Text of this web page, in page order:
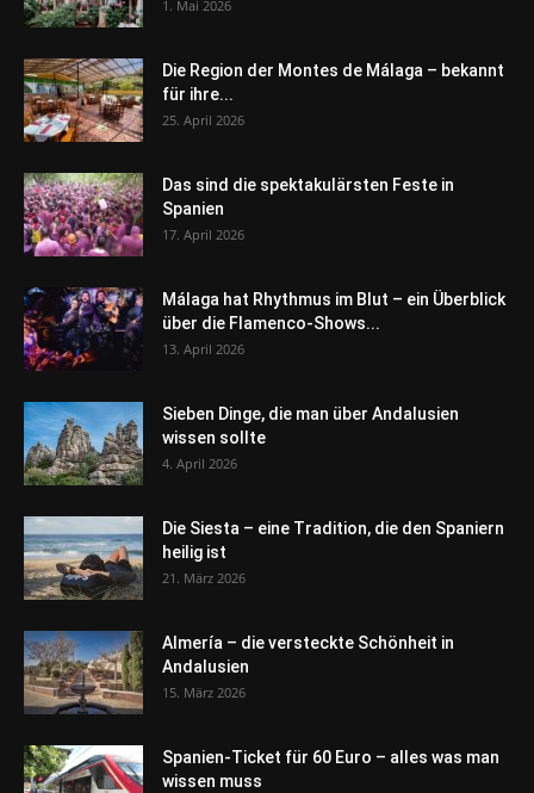
1. Mai 2026
Die Region der Montes de Málaga – bekannt
für ihre...
25. April 2026
Das sind die spektakulärsten Feste in
Spanien
17. April 2026
Málaga hat Rhythmus im Blut – ein Überblick
über die Flamenco-Shows...
13. April 2026
Sieben Dinge, die man über Andalusien
wissen sollte
4. April 2026
Die Siesta – eine Tradition, die den Spaniern
heilig ist
21. März 2026
Almería – die versteckte Schönheit in
Andalusien
15. März 2026
Spanien-Ticket für 60 Euro – alles was man
wissen muss